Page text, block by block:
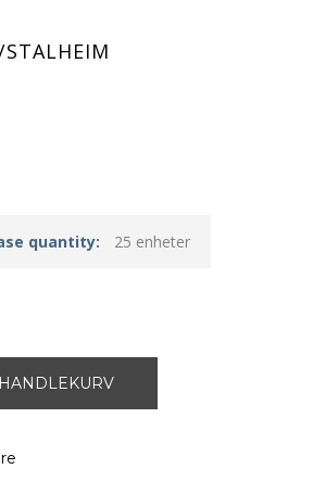
STALHEIM
quantity: 25 enheter